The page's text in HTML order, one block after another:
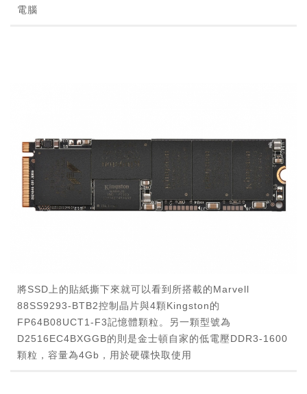
電腦
將SSD上的貼紙撕下來就可以看到所搭載的Marvell
88SS9293-BTB2控制晶片與4顆Kingston的
FP64B08UCT1-F3記憶體顆粒。另一顆型號為
D2516EC4BXGGB的則是金士頓自家的低電壓DDR3-1600
顆粒，容量為4Gb，用於硬碟快取使用